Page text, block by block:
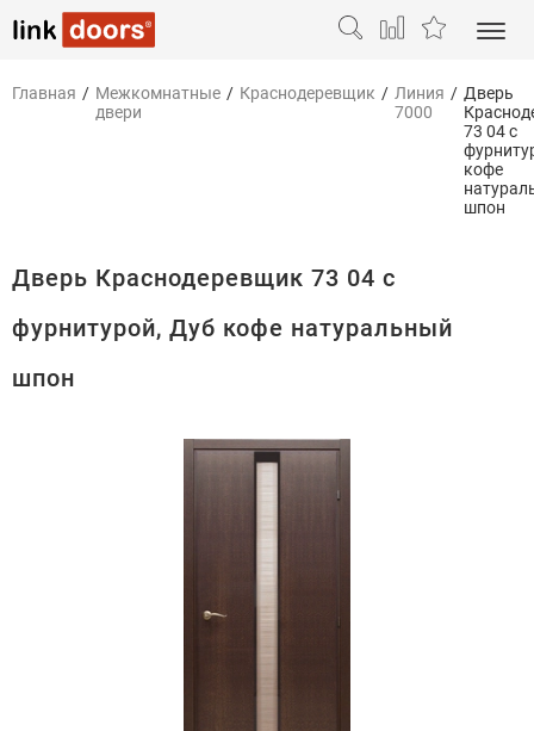
Главная / Межкомнатные
двери
/ Краснодеревщик / Линия
7000
/ Дверь
73 04 с
кофе
шпон
Дверь Краснодеревщик 73 04 с
фурнитурой, Дуб кофе натуральный
шпон